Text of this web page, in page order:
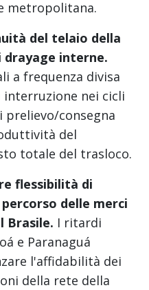
metropolitana.
del telaio della
drayage interne.
a frequenza divisa
nei cicli
consegna
del
totale del trasloco.
flessibilità di
delle merci
Brasile. I ritardi
e Paranaguá
l'affidabilità dei
della rete della